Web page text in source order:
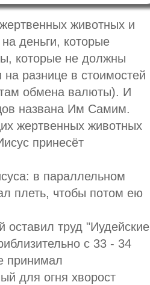
животных и
деньги, которые
которые не должны
разнице в стоимостей
обмена валюты). И
названа Им Самим.
жертвенных животных
принесёт
в параллельном
плеть, чтобы потом ею
оставил труд "Иудейские
с 33 - 34
принимал
для огня хворост